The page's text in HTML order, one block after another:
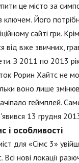
це місто за
ключем. Його
сайті гри.
від вже звичних,
З 2011 по 2013
Рорин Хайтс не
воно лише
геймплей.
13 грудня
і особливості
для «Сімс 3»
нові локації